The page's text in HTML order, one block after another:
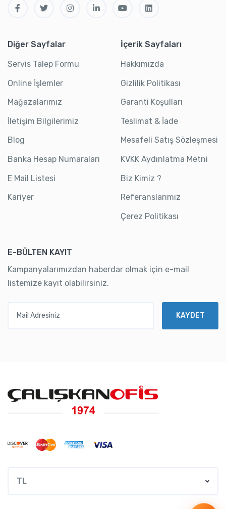
Diğer Sayfalar
Servis Talep Formu
Online İşlemler
Mağazalarımız
İletişim Bilgilerimiz
Blog
Banka Hesap Numaraları
E Mail Listesi
Kariyer
İçerik Sayfaları
Hakkımızda
Gizlilik Politikası
Garanti Koşulları
Teslimat & İade
Mesafeli Satış Sözleşmesi
KVKK Aydınlatma Metni
Biz Kimiz ?
Referanslarımız
Çerez Politikası
E-BÜLTEN KAYIT
Kampanyalarımızdan haberdar olmak için e-mail
listemize kayıt olabilirsiniz.
KAYDET
TL